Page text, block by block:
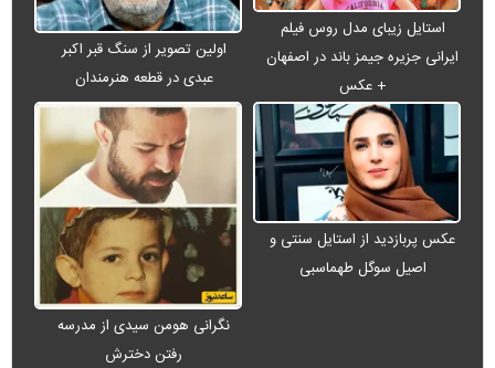
استایل زیبای مدل روس فیلم
ایرانی جزیره جیمز باند در اصفهان
+ عکس
اولین تصویر از سنگ قبر اکبر
عبدی در قطعه هنرمندان
عکس پربازدید از استایل سنتی و
اصیل سوگل طهماسبی
نگرانی هومن سیدی از مدرسه
رفتن دخترش